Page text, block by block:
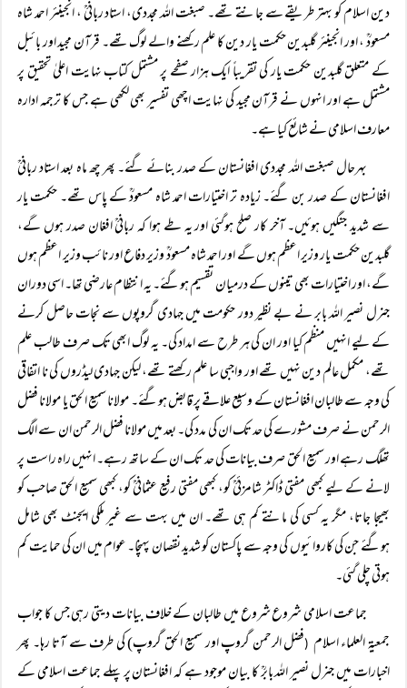
دین اسلام کو بہتر طریقے سے جانتے تھے۔ صبغت اللہ مجددی، استاد ربانیؒ ، انجینئر احمد شاہ
مسعودؒ ، اور انجینئر گلبدین حکمت یار دین کا علم رکھنے والے لوگ تھے۔ قرآن مجید اور بائبل
کے متعلق گلبدین حکمت یار کی تقریباً ایک ہزار صفحے پر مشتمل کتاب نہایت اعلیٰ تحقیق پر
مشتمل ہے اور انہوں نے قرآن مجید کی نہایت اچھی تفسیر بھی لکھی ہے جس کا ترجمہ ادارہ
معارف اسلامی نے شائع کیا ہے۔
بہرحال صبغت اللہ مجددی افغانستان کے صدر بنائے گئے۔ پھر چھ ماہ بعد استاد ربانیؒ
افغانستان کے صدر بن گئے۔ زیادہ تر اختیارات احمد شاہ مسعودؒ کے پاس تھے۔ حکمت یار
سے شدید جنگیں ہوئیں۔ آخر کار صلح ہوگئی اور یہ طے ہوا کہ ربانیؒ افغان صدر ہوں گے،
گلبدین حکمت یار وزیر اعظم ہوں گے اور احمد شاہ مسعودؒ وزیر دفاع اور نائب وزیر اعظم ہوں
گے، اور اختیارات بھی تینوں کے درمیان تقسیم ہوگئے۔ یہ انتظام عارضی تھا۔ اسی دوران
جنرل نصیر اللہ بابر نے بے نظیر دور حکومت میں جہادی گروپوں سے نجات حاصل کرنے
کے لیے انہیں منظم کیا اور ان کی ہر طرح سے امداد کی۔ یہ لوگ ابھی تک صرف طالب علم
تھے، مکمل عالم دین نہیں تھے اور واجبی سا علم رکھتے تھے، لیکن جہادی لیڈروں کی نا اتفاقی
کی وجہ سے طالبان افغانستان کے وسیع علاقے پر قابض ہوگئے۔ مولانا سمیع الحق یا مولانا فضل
الرحمن نے صرف مشورے کی حد تک ان کی مدد کی۔ بعد میں مولانا فضل الرحمن ان سے الگ
تھلگ رہے اور سمیع الحق صرف بیانات کی حد تک ان کے ساتھ رہے۔ انہیں راہ راست پر
لانے کے لیے کبھی مفتی ڈاکٹر شامزئیؒ کو، کبھی مفتی رفیع عثمانیؒ کو، کبھی سمیع الحق صاحب کو
بھیجا جاتا، مگر یہ کسی کی مانتے کم ہی تھے۔ ان میں بہت سے غیر ملکی ایجنٹ بھی شامل
ہوگئے جن کی کاروائیوں کی وجہ سے پاکستان کو شدید نقصان پہنچا۔ عوام میں ان کی حمایت کم
ہوتی چلی گئی۔
جماعت اسلامی شروع شروع میں طالبان کے خلاف بیانات دیتی رہی جس کا جواب
جمعیۃ العلماء اسلام (فضل الرحمن گروپ اور سمیع الحق گروپ) کی طرف سے آتا رہا۔ پھر
اخبارات میں جنرل نصیر اللہ بابرؒ کا بیان موجود ہے کہ افغانستان پر پہلے جماعت اسلامی کے